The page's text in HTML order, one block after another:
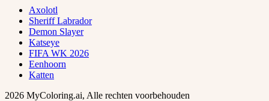
Axolotl
Sheriff Labrador
Demon Slayer
Katseye
FIFA WK 2026
Eenhoorn
Katten
2026 MyColoring.ai, Alle rechten voorbehouden